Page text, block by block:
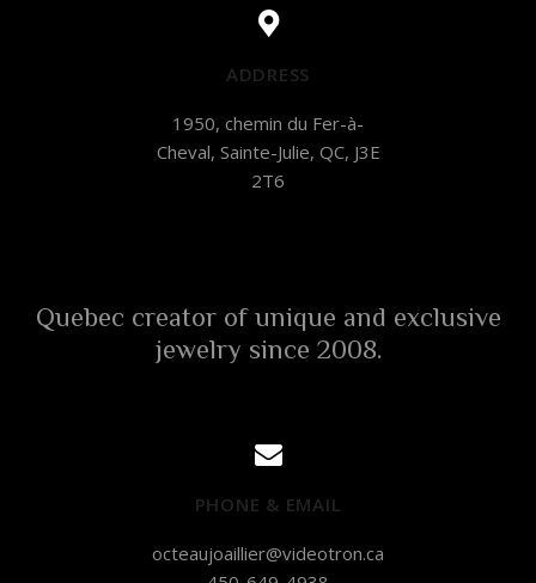
ADDRESS
1950, chemin du Fer-à-
Cheval, Sainte-Julie, QC, J3E
2T6
Quebec creator of unique and exclusive
jewelry since 2008.
PHONE & EMAIL
octeaujoaillier@videotron.ca